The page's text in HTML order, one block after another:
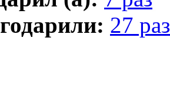
27 раз